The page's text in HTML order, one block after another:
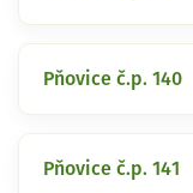
Pňovice č.p. 140
Pňovice č.p. 141